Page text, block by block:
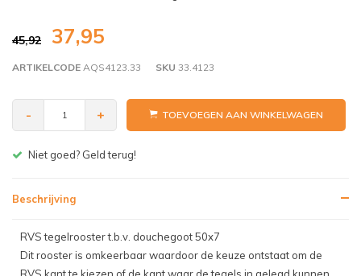
45,92 37,95
ARTIKELCODE AQS4123.33 SKU 33.4123
- + TOEVOEGEN AAN WINKELWAGEN
Gratis bezorgen v.a. € 150,- (NL)
Beschrijving
RVS tegelrooster t.b.v. douchegoot 50x7
Dit rooster is omkeerbaar waardoor de keuze ontstaat om de
RVS kant te kiezen of de kant waar de tegels in gelegd kunnen